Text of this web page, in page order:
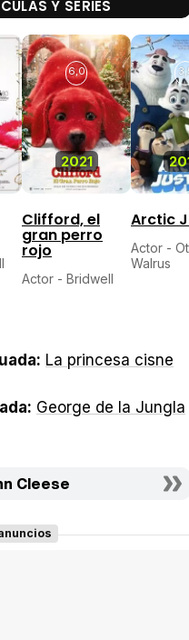
Y SERIES
2021
6,0
Clifford, el
gran perro
rojo
Actor - Bridwell
Arctic
Actor -
Walrus
La princesa cisne
George de la Jungla
Cleese